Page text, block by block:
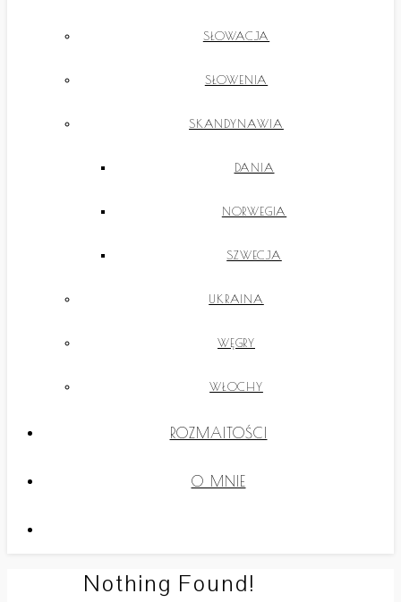
SŁOWACJA
SŁOWENIA
SKANDYNAWIA
DANIA
NORWEGIA
SZWECJA
UKRAINA
WĘGRY
WŁOCHY
ROZMAITOŚCI
O MNIE
Nothing Found!